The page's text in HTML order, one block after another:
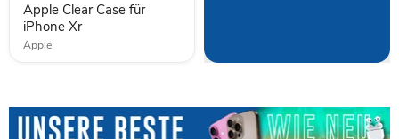
Apple Clear Case für
iPhone Xr
Apple